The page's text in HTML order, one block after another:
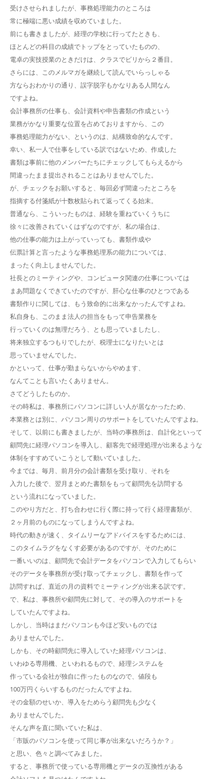
受けさせられましたが、事務処理能力のところは
常に極端に悪い成績を収めていました。
前にも書きましたが、経理の学校に行ってたときも、
ほとんどの科目の成績でトップをとっていたものの、
電卓の実技授業のときだけは、クラスでビリから２番目。
さらには、このメルマガを継続して読んでいらっしゃる
方ならおわかりの通り、誤字脱字もかなりある人間なん
ですよね。
会計事務所の仕事も、会計資料や申告書類の作成という
業務がかなり重要な位置を占めておりますから、この
事務処理能力がない、というのは、結構致命的なんです。
幸い、私一人で仕事をしている訳ではないため、作成した
書類は事前に他のメンバーたちにチェックしてもらえるから
間違ったまま提出されることはありませんでした。
が、チェックをお願いすると、毎回必ず間違ったところを
指摘する付箋紙が十数枚貼られて返ってくる始末。
普通なら、こういったものは、経験を重ねていくうちに
徐々に改善されていくはずなのですが、私の場合は、
他の仕事の能力は上がっていっても、書類作成や
伝票計算と言ったような事務処理系の能力については、
まったく向上しませんでした。
社長とのミーティングや、コンピュータ関連の仕事については
まあ問題なくできていたのですが、肝心な仕事のひとつである
書類作りに関しては、もう致命的に出来なかったんですよね。
私自身も、このまま法人の担当をもって申告業務を
行っていくのは無理だろう、とも思っていましたし、
将来独立するつもりでしたが、税理士になりたいとは
思っていませんでした。
かといって、仕事が勤まらないからやめます、
なんてことも言いたくありません。
さてどうしたものか。
その時私は、事務所にパソコンに詳しい人が居なかったため、
本業務とは別に、パソコン周りのサポートをしていたんですよね。
そして、以前にも書きましたが、当時の事務所は、自計化といって
顧問先に経理パソコンを導入し、顧客先で経理処理が出来るような
体制をすすめていこうとして動いていました。
今までは、毎月、前月分の会計書類を受け取り、それを
入力した後で、翌月まとめた書類をもって顧問先を訪問する
という流れになっていました。
このやり方だと、打ち合わせに行く際に持って行く経理書類が、
２ヶ月前のものになってしまうんですよね。
時代の動きが速く、タイムリーなアドバイスをするためには、
このタイムラグをなくす必要があるのですが、そのために
一番いいのは、顧問先で会計データをパソコンで入力してもらい
そのデータを事務所が受け取ってチェックし、書類を作って
訪問すれば、直近の月の資料でミーティングが出来る訳です。
で、私は、事務所や顧問先に対して、その導入のサポートを
していたんですよね。
しかし、当時はまだパソコンも今ほど安いものでは
ありませんでした。
しかも、その時顧問先に導入していた経理パソコンは、
いわゆる専用機、といわれるもので、経理システムを
作っている会社が独自に作ったものなので、値段も
100万円くらいするものだったんですよね。
その金額のせいか、導入をためらう顧問先も少なく
ありませんでした。
そんな声を直に聞いていた私は、
「市販のパソコンを使って同じ事が出来ないだろうか？」
と思い、色々と調べてみました。
すると、事務所で使っている専用機とデータの互換性がある